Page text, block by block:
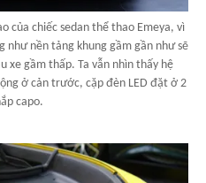
của chiếc sedan thể thao Emeya, vì
nền tảng khung gầm gần như sẽ
xe gầm thấp. Ta vẫn nhìn thấy hệ
ở cản trước, cặp đèn LED đặt ở 2
capo.